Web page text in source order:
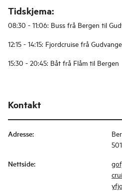
Tidskjema:
08:30 - 11:06: Buss frå Bergen til
12:15 - 14:15: Fjordcruise frå
15:30 - 20:45: Båt frå Flåm til Bergen
Kontakt
Adresse:
Nettside: